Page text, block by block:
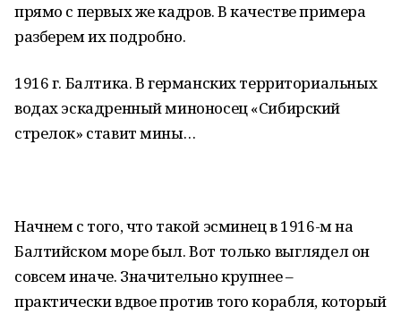
прямо с первых же кадров. В качестве примера
разберем их подробно.
1916 г. Балтика. В германских территориальных
водах эскадренный миноносец «Сибирский
стрелок» ставит мины…
Начнем с того, что такой эсминец в 1916-м на
Балтийском море был. Вот только выглядел он
совсем иначе. Значительно крупнее –
практически вдвое против того корабля, который